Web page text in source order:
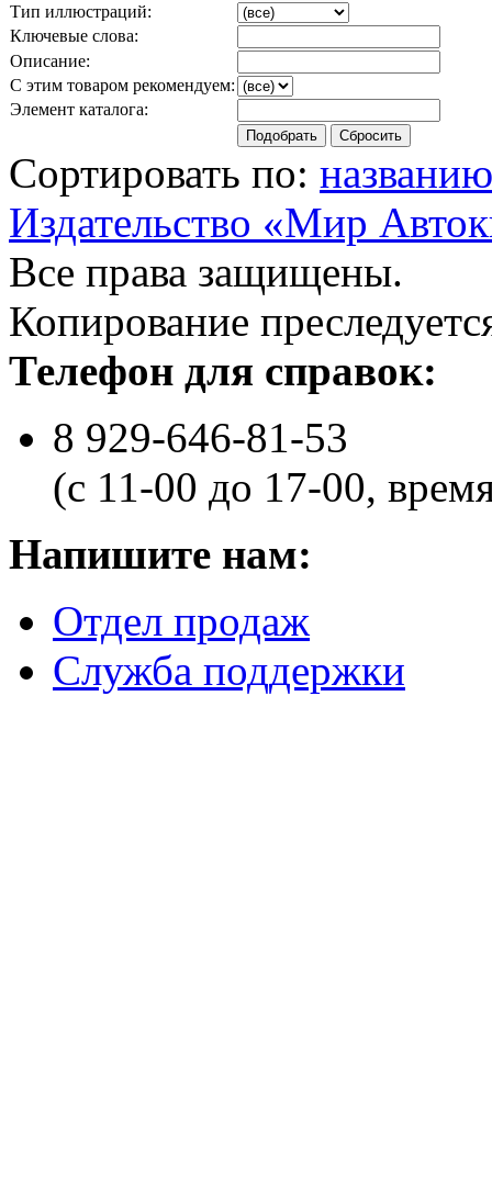
Тип иллюстраций:
Ключевые слова:
Описание:
С этим товаром рекомендуем:
Элемент каталога:
Сортировать по: названию
Издательство «Мир
Все права защищены.
Копирование
Телефон для справок:
8 929-646-81-53
(с 11-00 до 17-00,
Напишите нам:
Отдел продаж
Служба поддержки